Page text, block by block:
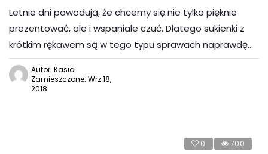
Letnie dni powodują, że chcemy się nie tylko pięknie
prezentować, ale i wspaniale czuć. Dlatego sukienki z
krótkim rękawem są w tego typu sprawach naprawdę…
Autor: Kasia
Zamieszczone: Wrz 18,
2018
0 700